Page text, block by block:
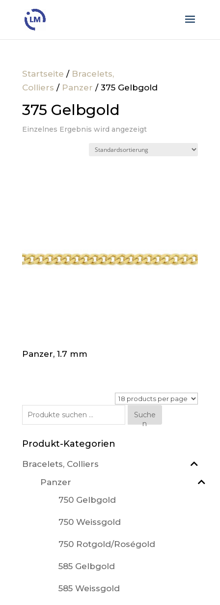
Startseite / Bracelets,
Colliers / Panzer / 375 Gelbgold
375 Gelbgold
Einzelnes Ergebnis wird angezeigt
Panzer, 1.7 mm
Suche
nach:
Suche
n
Produkt-Kategorien
Bracelets, Colliers
Panzer
750 Gelbgold
750 Weissgold
750 Rotgold/Roségold
585 Gelbgold
585 Weissgold